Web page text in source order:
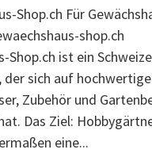
Shop.ch Für
shop.ch
Shop.ch ist ein
der sich auf hochwertige
Zubehör und
Das Ziel:
eine...